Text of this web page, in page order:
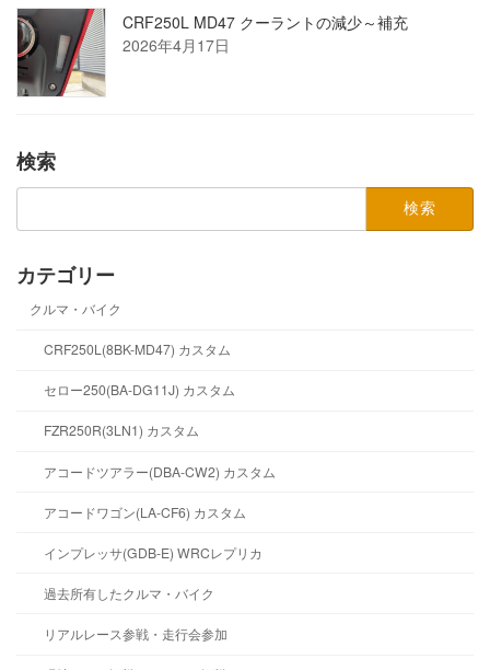
CRF250L MD47 クーラントの減少～補充
2026年4月17日
検索
カテゴリー
クルマ・バイク
CRF250L(8BK-MD47) カスタム
セロー250(BA-DG11J) カスタム
FZR250R(3LN1) カスタム
アコードツアラー(DBA-CW2) カスタム
アコードワゴン(LA-CF6) カスタム
インプレッサ(GDB-E) WRCレプリカ
過去所有したクルマ・バイク
リアルレース参戦・走行会参加